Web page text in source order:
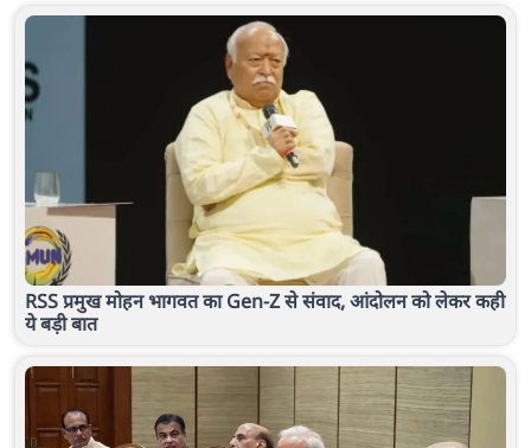
RSS प्रमुख मोहन भागवत का Gen-Z से संवाद, आंदोलन को लेकर कही
ये बड़ी बात